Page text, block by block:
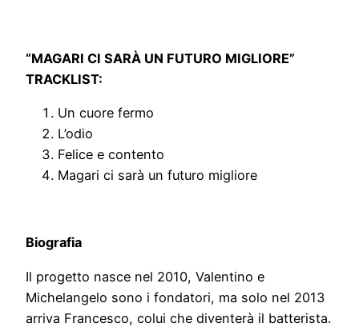
“MAGARI CI SARÀ UN FUTURO MIGLIORE”
TRACKLIST:
Un cuore fermo
L’odio
Felice e contento
Magari ci sarà un futuro migliore
Biografia
Il progetto nasce nel 2010, Valentino e
Michelangelo sono i fondatori, ma solo nel 2013
arriva Francesco, colui che diventerà il batterista.